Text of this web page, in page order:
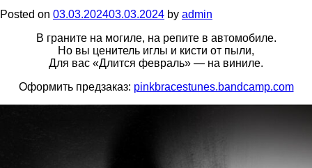
Posted on 03.03.202403.03.2024 by admin
В граните на могиле, на репите в автомобиле.
Но вы ценитель иглы и кисти от пыли,
Для вас «Длится февраль» — на виниле.
Оформить предзаказ: pinkbracestunes.bandcamp.com